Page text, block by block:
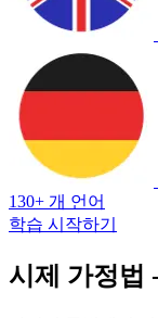
130+ 개 언어
학습 시작하기
시제 가정법